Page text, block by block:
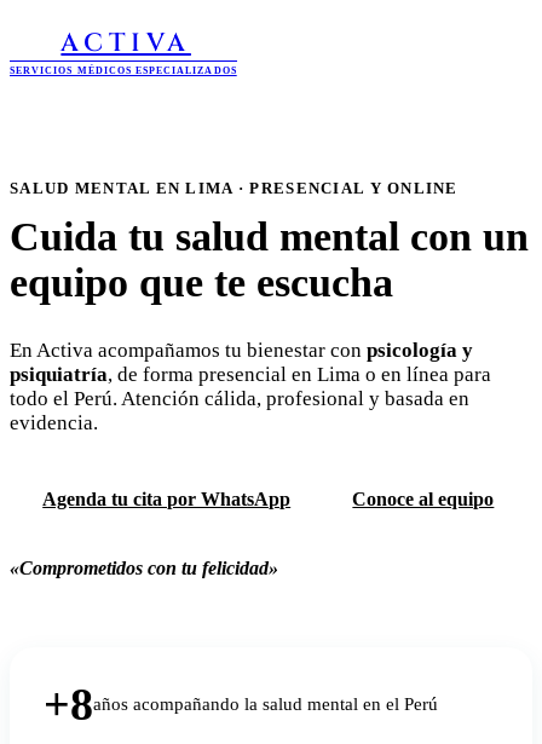
ACTIVA
SERVICIOS MÉDICOS ESPECIALIZADOS
SALUD MENTAL EN LIMA · PRESENCIAL Y ONLINE
Cuida tu salud mental con un
equipo que te escucha
En Activa acompañamos tu bienestar con psicología y
psiquiatría, de forma presencial en Lima o en línea para
todo el Perú. Atención cálida, profesional y basada en
evidencia.
Agenda tu cita por WhatsApp Conoce al equipo
«Comprometidos con tu felicidad»
+8años acompañando la salud mental en el Perú